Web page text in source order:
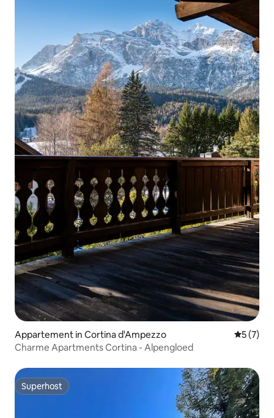
Appartement in Cortina d'Ampezzo
5 (7)
Charme Apartments Cortina - Alpengloed
Superhost
Superhost